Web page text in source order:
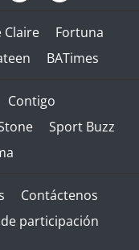
Claire
Fortuna
BATimes
Contigo
Sport Buzz
Contáctenos
de participación